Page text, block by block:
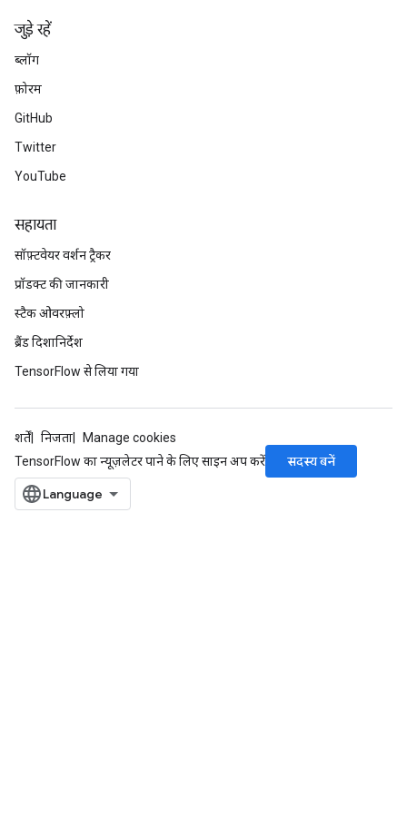
जुड़े रहें
ब्लॉग
फ़ोरम
GitHub
Twitter
YouTube
सहायता
सॉफ़्टवेयर वर्शन ट्रैकर
प्रॉडक्ट की जानकारी
स्टैक ओवरफ़्लो
ब्रैंड दिशानिर्देश
TensorFlow से लिया गया
शर्तें निजता
Manage cookies
TensorFlow का न्यूज़लेटर पाने के लिए साइन अप करें
सदस्य बनें